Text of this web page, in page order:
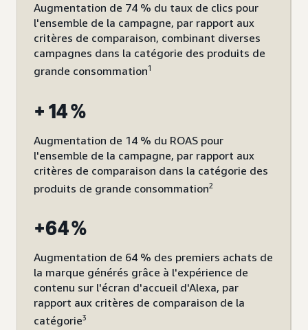
Augmentation de 74 % du taux de clics pour
l'ensemble de la campagne, par rapport aux
critères de comparaison, combinant diverses
campagnes dans la catégorie des produits de
grande consommation1
+ 14 %
Augmentation de 14 % du ROAS pour
l'ensemble de la campagne, par rapport aux
critères de comparaison dans la catégorie des
produits de grande consommation2
+64 %
Augmentation de 64 % des premiers achats de
la marque générés grâce à l'expérience de
contenu sur l'écran d'accueil d'Alexa, par
rapport aux critères de comparaison de la
catégorie3